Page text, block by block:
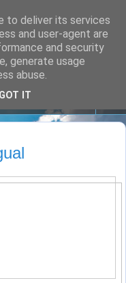
to deliver its services
and user-agent are
and security
generate usage
abuse.
GOT IT